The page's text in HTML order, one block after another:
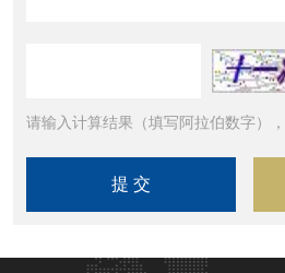
请输入计算结果（填写阿拉伯数字）